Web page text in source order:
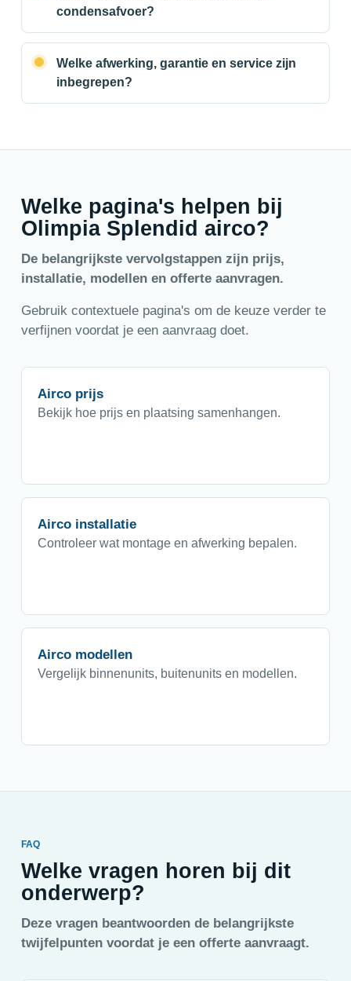
condensafvoer?
Welke afwerking, garantie en service zijn
inbegrepen?
Welke pagina's helpen bij
Olimpia Splendid airco?
De belangrijkste vervolgstappen zijn prijs,
installatie, modellen en offerte aanvragen.
Gebruik contextuele pagina's om de keuze verder te
verfijnen voordat je een aanvraag doet.
Airco prijs
Bekijk hoe prijs en plaatsing samenhangen.
Airco installatie
Controleer wat montage en afwerking bepalen.
Airco modellen
Vergelijk binnenunits, buitenunits en modellen.
FAQ
Welke vragen horen bij dit
onderwerp?
Deze vragen beantwoorden de belangrijkste
twijfelpunten voordat je een offerte aanvraagt.